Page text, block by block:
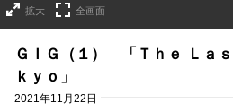
拡大 全画面
ＧＩＧ（１） 「Ｔｈｅ Ｌａ
ｋｙｏ」
2021年11月22日